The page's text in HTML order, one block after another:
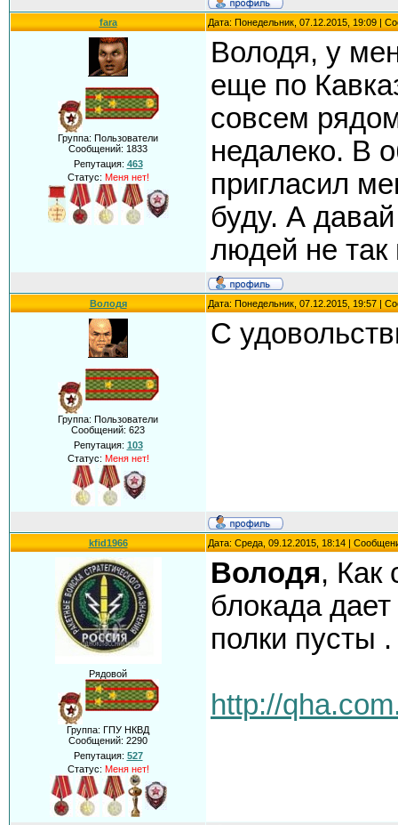
fara Дата: Понедельник, 07.12.2015, 19:09 |
Группа: Пользователи
Сообщений: 1833
Репутация: 463
Статус: Меня нет!
Володя, у
еще по
совсем
недалеко. В
пригласил
буду. А
людей не
Володя Дата: Понедельник, 07.12.2015, 19:57 |
Группа: Пользователи
Сообщений: 623
Репутация: 103
Статус: Меня нет!
С
kfid1966 Дата: Среда, 09.12.2015, 18:14 |
Рядовой
Группа: ГПУ НКВД
Сообщений: 2290
Репутация: 527
Статус: Меня нет!
Володя, Как
блокада
полки пусты .
http://